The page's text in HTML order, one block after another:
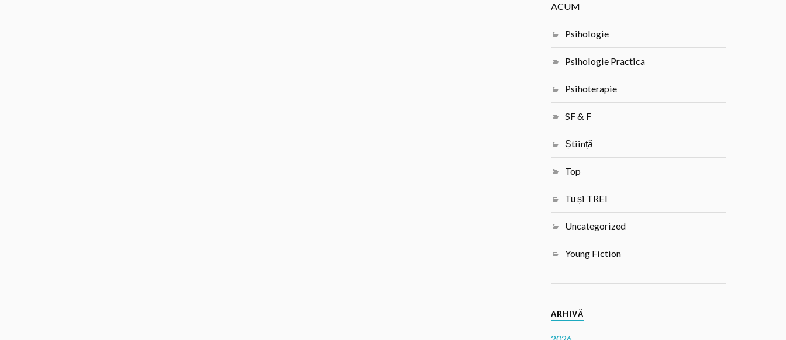
ACUM
Psihologie
Psihologie Practica
Psihoterapie
SF & F
Știință
Top
Tu și TREI
Uncategorized
Young Fiction
ARHIVĂ